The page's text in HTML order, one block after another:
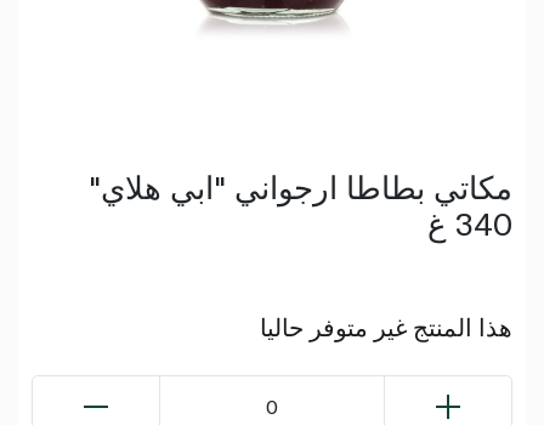
مكاتي بطاطا ارجواني "ابي هلاي"
340 غ
هذا المنتج غير متوفر حاليا
0